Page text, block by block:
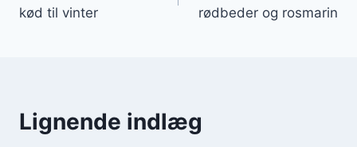
kød til vinter
rødbeder og rosmarin
Lignende indlæg